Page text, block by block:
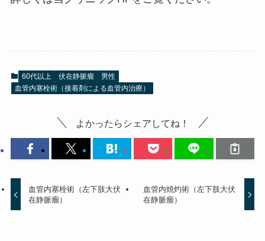
60代以上 伏在静脈瘤
男性
血管内塞栓術（接着剤による血管内治療）
よかったらシェアしてね！
血管内塞栓術（左下肢大伏
在静脈瘤）
血管内焼灼術（左下肢大伏
在静脈瘤）